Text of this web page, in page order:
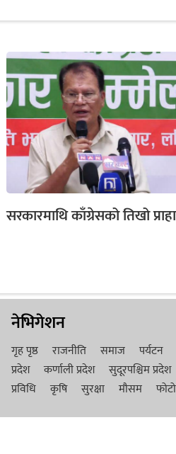
सरकारमाथि काँग्रेसको तिखो
नेभिगेशन
गृह पृष्ठ राजनीति समाज पर्यटन
प्रदेश
कर्णाली प्रदेश सुदूरपश्चिम प्रदेश
प्रविधि
कृषि सुरक्षा मौसम